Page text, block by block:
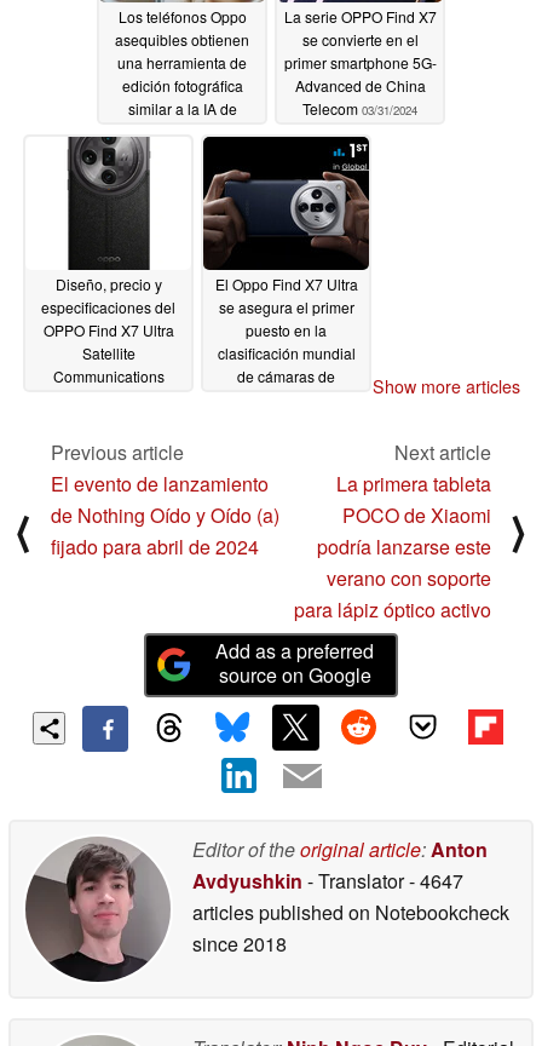
Los teléfonos Oppo
asequibles obtienen
una herramienta de
edición fotográfica
similar a la IA de
La serie OPPO Find X7
se convierte en el
primer smartphone 5G-
Advanced de China
Telecom 03/31/2024
Diseño, precio y
especificaciones del
OPPO Find X7 Ultra
Satellite
Communications
03/28/2024
El Oppo Find X7 Ultra
se asegura el primer
puesto en la
clasificación mundial
de cámaras de
Show more articles
⟨
Previous article
El evento de lanzamiento
de Nothing Oído y Oído (a)
fijado para abril de 2024
Next article
La primera tableta
POCO de Xiaomi
podría lanzarse este
verano con soporte
para lápiz óptico activo
⟩
Add as a preferred
source on Google
Editor of theoriginal article:Anton
Avdyushkin - Translator- 4647
articles published on Notebookcheck
since 2018